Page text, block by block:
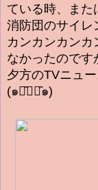
ている時、また
消防団のサイレ
カンカンカンカ
なかったのです
夕方のTVニュー
(๑･̑◡･̑๑)